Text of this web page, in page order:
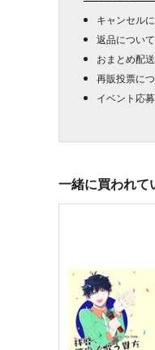
キャンセル
返品につい
おまとめ配
再販投票に
イベント応
一緒に買われて